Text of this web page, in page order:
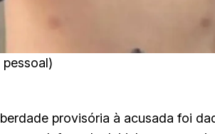
provisória à acusada foi